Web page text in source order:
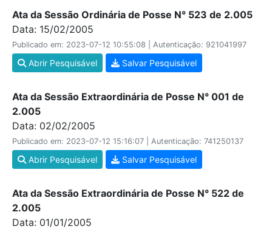
Ata da Sessão Ordinária de Posse N° 523 de 2.005
Data: 15/02/2005
Publicado em: 2023-07-12 10:55:08 | Autenticação: 921041997
Abrir Pesquisável Salvar Pesquisável
Ata da Sessão Extraordinária de Posse N° 001 de
2.005
Data: 02/02/2005
Publicado em: 2023-07-12 15:16:07 | Autenticação: 741250137
Abrir Pesquisável Salvar Pesquisável
Ata da Sessão Extraordinária de Posse N° 522 de
2.005
Data: 01/01/2005